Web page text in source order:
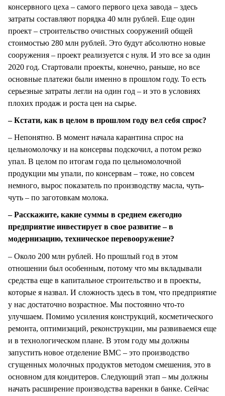
консервного цеха – самого первого цеха завода – здесь
затраты составляют порядка 40 млн рублей. Еще один
проект – строительство очистных сооружений общей
стоимостью 280 млн рублей. Это будут абсолютно новые
сооружения – проект реализуется с нуля. И это все за один
2020 год. Стартовали проекты, конечно, раньше, но все
основные платежи были именно в прошлом году. То есть
серьезные затраты легли на один год – и это в условиях
плохих продаж и роста цен на сырье.
– Кстати, как в целом в прошлом году вел себя спрос?
– Непонятно. В момент начала карантина спрос на
цельномолочку и на консервы подскочил, а потом резко
упал. В целом по итогам года по цельномолочной
продукции мы упали, по консервам – тоже, но совсем
немного, вырос показатель по производству масла, чуть-
чуть – по заготовкам молока.
– Расскажите, какие суммы в среднем ежегодно
предприятие инвестирует в свое развитие – в
модернизацию, техническое перевооружение?
– Около 200 млн рублей. Но прошлый год в этом
отношении был особенным, потому что мы вкладывали
средства еще в капитальное строительство и в проекты,
которые я назвал. И сложность здесь в том, что предприятие
у нас достаточно возрастное. Мы постоянно что-то
улучшаем. Помимо усиления конструкций, косметического
ремонта, оптимизаций, реконструкции, мы развиваемся еще
и в технологическом плане. В этом году мы должны
запустить новое отделение ВМС – это производство
сгущенных молочных продуктов методом смешения, это в
основном для кондитеров. Следующий этап – мы должны
начать расширение производства варенки в банке. Сейчас